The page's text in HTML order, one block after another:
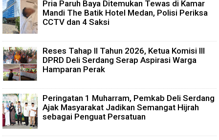
Pria Paruh Baya Ditemukan Tewas di Kamar
Mandi The Batik Hotel Medan, Polisi Periksa
CCTV dan 4 Saksi
Reses Tahap II Tahun 2026, Ketua Komisi III
DPRD Deli Serdang Serap Aspirasi Warga
Hamparan Perak
Peringatan 1 Muharram, Pemkab Deli Serdang
Ajak Masyarakat Jadikan Semangat Hijrah
sebagai Penguat Persatuan